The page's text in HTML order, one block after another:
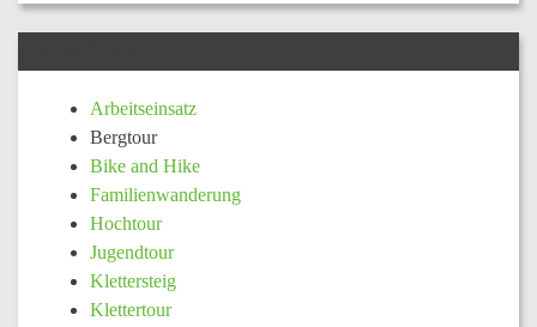
Arbeitseinsatz
Bergtour
Bike and Hike
Familienwanderung
Hochtour
Jugendtour
Klettersteig
Klettertour